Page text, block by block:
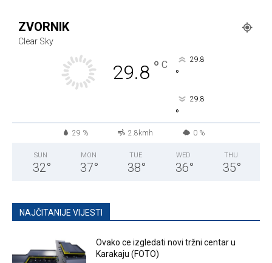
ZVORNIK
Clear Sky
29.8 ° C 29.8
°
29.8
°
29 % 2.8kmh 0 %
SUN
32°
MON
37°
TUE
38°
WED
36°
THU
35°
NAJČITANIJE VIJESTI
Ovako ce izgledati novi tržni centar u
Karakaju (FOTO)